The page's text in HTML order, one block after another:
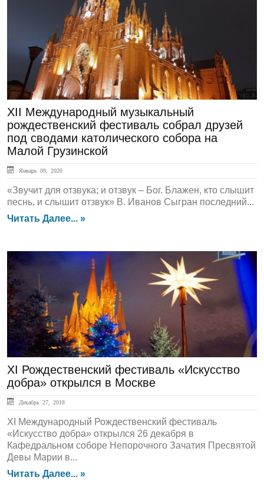
XII Международный музыкальный
рождественский фестиваль собрал друзей
под сводами католического собора на
Малой Грузинской
Январь 09, 2020
«Звучит для отзвука; и отзвук – Бог. Блажен, кто слышит
песнь, и слышит отзвук» В. Иванов Сыгран последний...
Читать Далее... »
ЛЕНТА НОВОСТЕЙ
XI Рождественский фестиваль «Искусство
добра» открылся в Москве
Декабрь 27, 2018
XI Международный Рождественский фестиваль
«Искусство добра» открылся 26 декабря в
Кафедральном соборе Непорочного Зачатия Пресвятой
Девы Марии в...
Читать Далее... »